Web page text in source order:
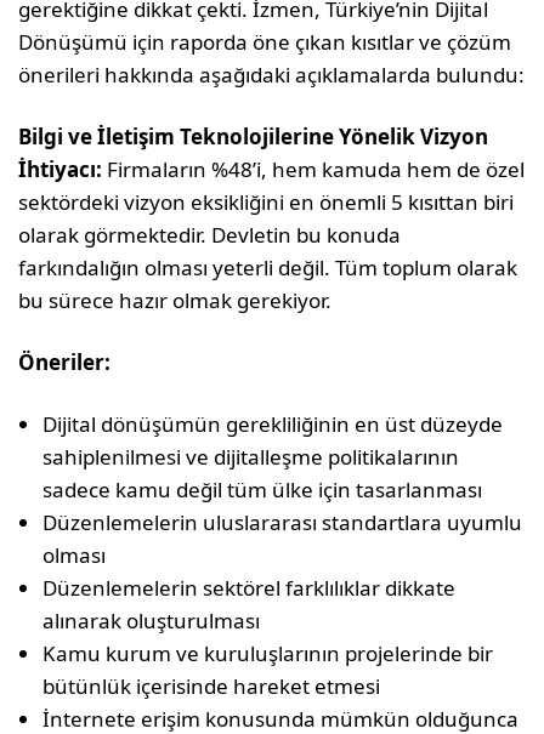
gerektiğine dikkat çekti. İzmen, Türkiye’nin Dijital
Dönüşümü için raporda öne çıkan kısıtlar ve çözüm
önerileri hakkında aşağıdaki açıklamalarda bulundu:
Bilgi ve İletişim Teknolojilerine Yönelik Vizyon
İhtiyacı: Firmaların %48’i, hem kamuda hem de özel
sektördeki vizyon eksikliğini en önemli 5 kısıttan biri
olarak görmektedir. Devletin bu konuda
farkındalığın olması yeterli değil. Tüm toplum olarak
bu sürece hazır olmak gerekiyor.
Öneriler:
Dijital dönüşümün gerekliliğinin en üst düzeyde
sahiplenilmesi ve dijitalleşme politikalarının
sadece kamu değil tüm ülke için tasarlanması
Düzenlemelerin uluslararası standartlara uyumlu
olması
Düzenlemelerin sektörel farklılıklar dikkate
alınarak oluşturulması
Kamu kurum ve kuruluşlarının projelerinde bir
bütünlük içerisinde hareket etmesi
İnternete erişim konusunda mümkün olduğunca